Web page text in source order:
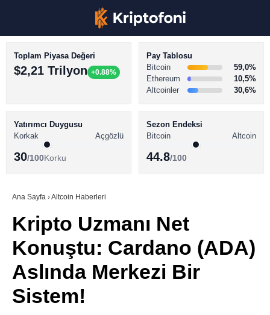
Youtube
TikTok
BİTCOİN HABERLERİ
ALTCOİN HABERLERİ
SÖZLÜK
Toplam Piyasa Değeri
$2,21 Trilyon +0.88%
Pay Tablosu
Bitcoin
59,0%
Ethereum
10,5%
Altcoinler
30,6%
Yatırımcı Duygusu
Korkak
Açgözlü
30/100Korku
Sezon Endeksi
Bitcoin
Altcoin
44.8/100
Ana Sayfa ›Altcoin Haberleri
Kripto Uzmanı Net
Konuştu: Cardano (ADA)
Aslında Merkezi Bir
Sistem!